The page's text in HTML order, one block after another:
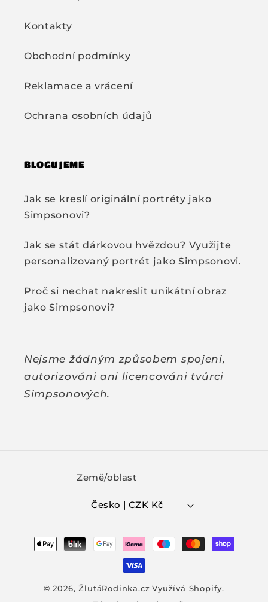
Kontakty
Obchodní podmínky
Reklamace a vrácení
Ochrana osobních údajů
BLOGUJEME
Jak se kreslí originální portréty jako
Simpsonovi?
Jak se stát dárkovou hvězdou? Využijte
personalizovaný portrét jako Simpsonovi.
Proč si nechat nakreslit unikátní obraz
jako Simpsonovi?
Nejsme žádným způsobem spojeni,
autorizováni ani licencováni tvůrci
Simpsonových.
Země/oblast
Česko | CZK Kč
Platební
metody
© 2026,ŽlutáRodinka.cz Využívá Shopify.